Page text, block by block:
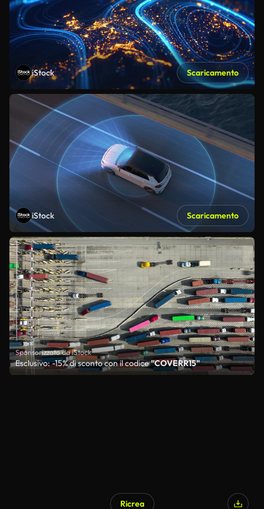
iStock Scaricamento
iStock Scaricamento
Sponsorizzato da iStock
Esclusivo: -15% di sconto con il codice"COVERR15"
Ricrea